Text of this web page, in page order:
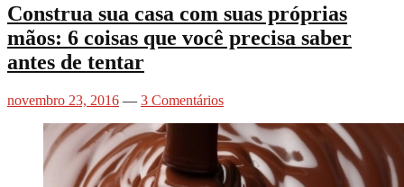
Construa sua casa com suas próprias
mãos: 6 coisas que você precisa saber
antes de tentar
novembro 23, 2016 — 3 Comentários